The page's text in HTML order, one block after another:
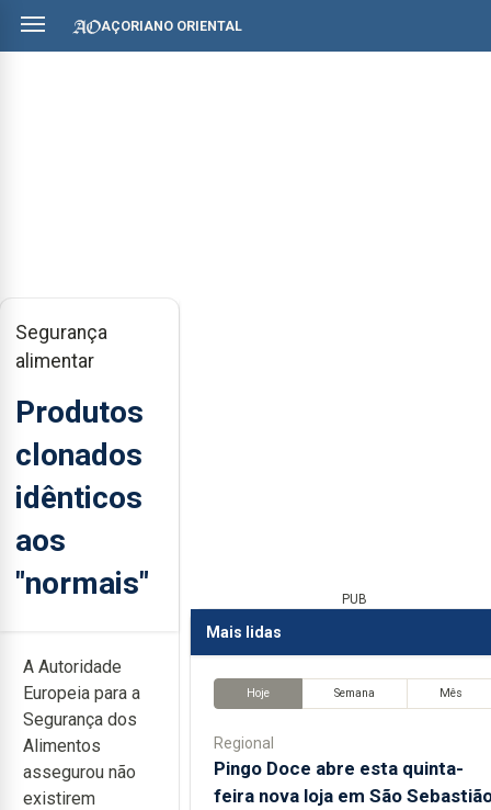
AÇORIANO ORIENTAL
Segurança
alimentar
Produtos
clonados
idênticos
aos
"normais"
A Autoridade
Europeia para a
Segurança dos
Alimentos
assegurou não
existirem
PUB
Mais lidas
Hoje Semana Mês
Regional
Pingo Doce abre esta quinta-
feira nova loja em São